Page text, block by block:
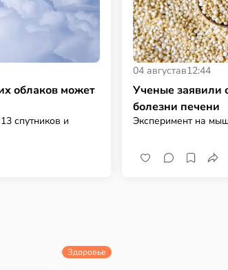
облаков может
спутников и
04 августав12:44
Ученые заявили
болезни печени
Эксперимент на
Здоровье